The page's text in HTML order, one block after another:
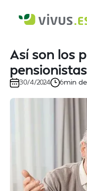
Así son los
30/4/2024 6min